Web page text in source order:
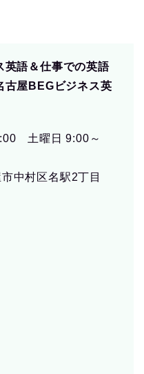
英語＆仕事での英語
古屋BEGビジネス英
土曜日 9:00～
中村区名駅2丁目